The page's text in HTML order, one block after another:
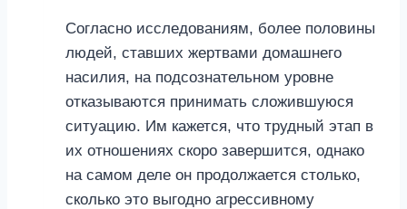
Согласно исследованиям, более половины
людей, ставших жертвами домашнего
насилия, на подсознательном уровне
отказываются принимать сложившуюся
ситуацию. Им кажется, что трудный этап в
их отношениях скоро завершится, однако
на самом деле он продолжается столько,
сколько это выгодно агрессивному